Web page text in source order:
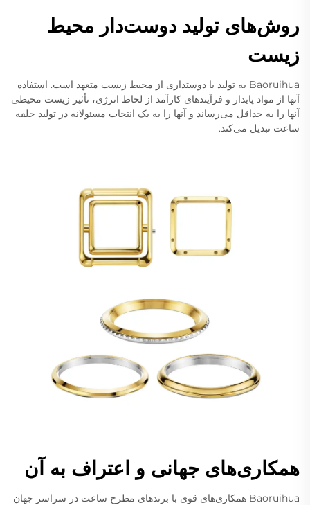
روش‌های تولید دوست‌دار محیط
زیست
Baoruihua به تولید با دوستداری از محیط زیست متعهد است. استفاده
آنها از مواد پایدار و فرآیندهای کارآمد از لحاظ انرژی، تأثیر زیست محیطی
آنها را به حداقل می‌رساند و آنها را به یک انتخاب مسئولانه در تولید حلقه
ساعت تبدیل می‌کند.
همکاری‌های جهانی و اعتراف به آن
Baoruihua همکاری‌های قوی با برندهای مطرح ساعت در سراسر جهان